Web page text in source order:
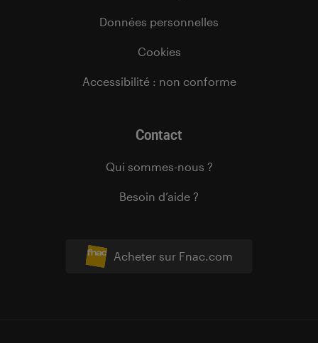
Acheter sur Fnac.com
Données personnelles
Cookies
Accessibilité : non conforme
Contact
Qui sommes-nous ?
Besoin d’aide ?